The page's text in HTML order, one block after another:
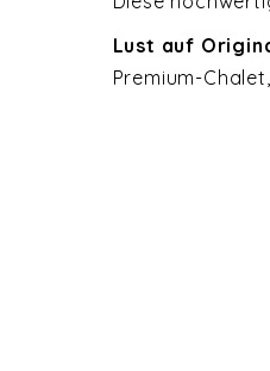
Lust auf
Premium-